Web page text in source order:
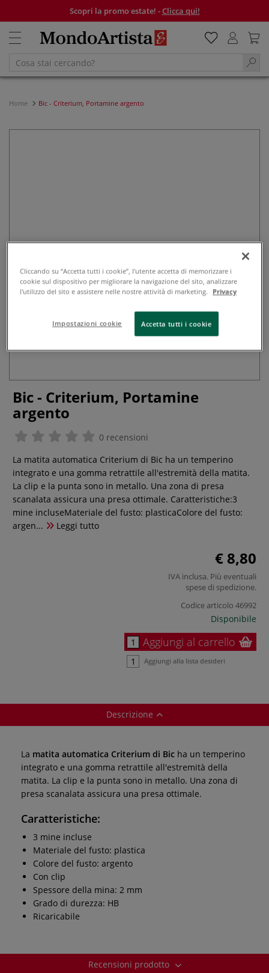
Scopri la promo estate! -Clicca qui!
Home Bic - Criterium, Portamine argento
Bic - Criterium, Portamine
argento
0 recensioni
La matita automatica Criterium di Bic ha un temperino
integrato e una gomma retrattile all'estremità della matita.
La clip e la punta sono in metallo. Una zona di presa
scanalata assicura una presa ottimale. Caratteristiche:3
mine incluseMateriale del fusto: plasticaColore del fusto:
argen...
Leggi tutto
€ 8,80
IVA inclusa. Più eventuali
spese di spedizione.
Codice articolo 46992
Disponibile
Aggiungi al carrello
Aggiungi alla lista desideri
Descrizione
La matita automatica Criterium di Bic ha un temperino
integrato e una gomma retrattile all'estremità della
matita. La clip e la punta sono in metallo. Una zona di
presa scanalata assicura una presa ottimale.
Caratteristiche:
3 mine incluse
Materiale del fusto: plastica
Colore del fusto: argento
Con clip
Spessore della mina: 2 mm
Grado di durezza: HB
Ricaricabile
Recensioni prodotto
Cliccando su “Accetta tutti i cookie”, l'utente accetta di memorizzare i
cookie sul dispositivo per migliorare la navigazione del sito, analizzare
l'utilizzo del sito e assistere nelle nostre attività di marketing.
Privacy
Impostazioni cookie Accetta tutti i cookie